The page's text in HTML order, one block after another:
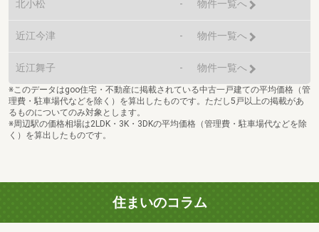
北小松 - 物件一覧へ
近江今津 - 物件一覧へ
近江舞子 - 物件一覧へ
※このデータはgoo住宅・不動産に掲載されている中古一戸建ての平均価格（管
理費・駐車場代などを除く）を算出したものです。ただし5戸以上の掲載があ
るものについてのみ対象とします。
※周辺駅の価格相場は2LDK・3K・3DKの平均価格（管理費・駐車場代などを除
く）を算出したものです。
住まいのコラム